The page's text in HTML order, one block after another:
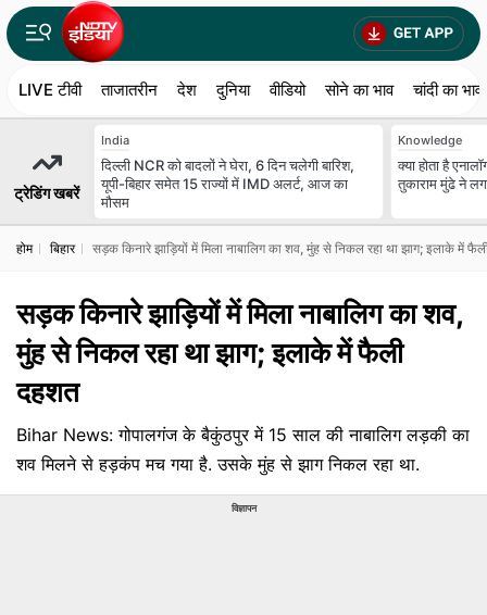
LIVE टीवी ताजातरीन देश दुनिया वीडियो सोने का भाव चांदी का भाव
ट्रेडिंग खबरें
India
दिल्ली NCR को बादलों ने घेरा, 6 दिन चलेगी बारिश,
यूपी-बिहार समेत 15 राज्यों में IMD अलर्ट, आज का
मौसम
Knowledge
क्या होता है
तुकाराम मुंढे ने
होम बिहार सड़क किनारे झाड़ियों में मिला नाबालिग का शव, मुंह से निकल रहा था झाग; इलाके में
सड़क किनारे झाड़ियों में मिला नाबालिग का शव,
मुंह से निकल रहा था झाग; इलाके में फैली
दहशत
Bihar News: गोपालगंज के बैकुंठपुर में 15 साल की नाबालिग लड़की का
शव मिलने से हड़कंप मच गया है. उसके मुंह से झाग निकल रहा था.
विज्ञापन